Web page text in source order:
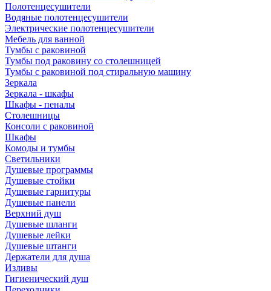
Полотенцесушители
Водяные полотенцесушители
Электрические полотенцесушители
Мебель для ванной
Тумбы с раковиной
Тумбы под раковину со столешницей
Тумбы с раковиной под стиральную машину
Зеркала
Зеркала - шкафы
Шкафы - пеналы
Столешницы
Консоли с раковиной
Шкафы
Комоды и тумбы
Светильники
Душевые программы
Душевые стойки
Душевые гарнитуры
Душевые панели
Верхний душ
Душевые шланги
Душевые лейки
Душевые штанги
Держатели для душа
Изливы
Гигиенический душ